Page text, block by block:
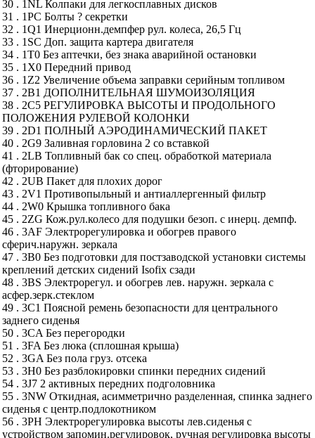
30 . 1NL Колпаки для легкосплавных дисков
31 . 1PC Болты ? секретки
32 . 1Q1 Инерционн.демпфер рул. колеса, 26,5 Гц
33 . 1SC Доп. защита картера двигателя
34 . 1T0 Без аптечки, без знака аварийной остановки
35 . 1X0 Передний привод
36 . 1Z2 Увеличение объема заправки серийным топливом
37 . 2B1 ДОПОЛНИТЕЛЬНАЯ ШУМОИЗОЛЯЦИЯ
38 . 2C5 РЕГУЛИРОВКА ВЫСОТЫ И ПРОДОЛЬНОГО
ПОЛОЖЕНИЯ РУЛЕВОЙ КОЛОНКИ
39 . 2D1 ПОЛНЫЙ АЭРОДИНАМИЧЕСКИЙ ПАКЕТ
40 . 2G9 Заливная горловина 2 со вставкой
41 . 2LB Топливный бак со спец. обработкой материала
(фторирование)
42 . 2UB Пакет для плохих дорог
43 . 2V1 Противопыльный и антиаллергенный фильтр
44 . 2W0 Крышка топливного бака
45 . 2ZG Кож.рул.колесо для подушки безоп. с инерц. демпф.
46 . 3AF Электрорегулировка и обогрев правого
сферич.наружн. зеркала
47 . 3B0 Без подготовки для постзаводской установки системы
креплений детских сидений Isofix сзади
48 . 3BS Электрорегул. и обогрев лев. наружн. зеркала с
асфер.зерк.стеклом
49 . 3C1 Поясной ремень безопасности для центрального
заднего сиденья
50 . 3CA Без перегородки
51 . 3FA Без люка (сплошная крыша)
52 . 3GA Без пола груз. отсека
53 . 3H0 Без разблокировки спинки передних сидений
54 . 3J7 2 активных передних подголовника
55 . 3NW Откидная, асимметрично разделенная, спинка заднего
сиденья с центр.подлокотником
56 . 3PH Электрорегулировка высоты лев.сиденья с
устройством запомин.регулировок, ручная регулировка высоты